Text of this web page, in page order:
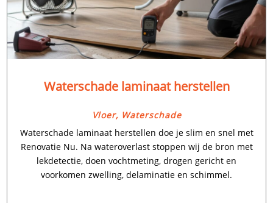
Waterschade laminaat herstellen
Vloer, Waterschade
Waterschade laminaat herstellen doe je slim en snel met
Renovatie Nu.​ Na wateroverlast stoppen wij de bron met
lekdetectie, doen vochtmeting, drogen gericht en
voorkomen zwelling, delaminatie en schimmel.​